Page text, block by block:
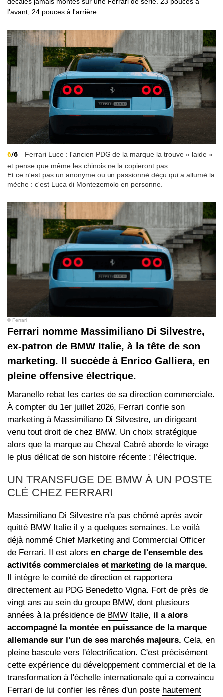
l'avant, 24 pouces à l'arrière.
6/6
Ferrari Luce : l'ancien PDG de la marque la trouve « laide »
et pense que même les chinois ne la copieront pas
Et ce n'est pas un anonyme ou un passionné déçu qui a allumé la
mèche : c'est Luca di Montezemolo en personne.
© Ferrari
Ferrari nomme Massimiliano Di Silvestre,
ex-patron de BMW Italie, à la tête de son
marketing. Il succède à Enrico Galliera, en
pleine offensive électrique.
Maranello rebat les cartes de sa direction commerciale.
À compter du 1er juillet 2026, Ferrari confie son
marketing à Massimiliano Di Silvestre, un dirigeant
venu tout droit de chez BMW. Un choix stratégique
alors que la marque au Cheval Cabré aborde le virage
le plus délicat de son histoire récente : l’électrique.
UN TRANSFUGE DE BMW À UN POSTE
CLÉ CHEZ FERRARI
Massimiliano Di Silvestre n'a pas chômé après avoir
quitté BMW Italie il y a quelques semaines. Le voilà
déjà nommé Chief Marketing and Commercial Officer
de Ferrari. Il est alors en charge de l'ensemble des
activités commerciales et marketing de la marque.
Il intègre le comité de direction et rapportera
directement au PDG Benedetto Vigna. Fort de près de
vingt ans au sein du groupe BMW, dont plusieurs
années à la présidence de BMW Italie, il a alors
accompagné la montée en puissance de la marque
allemande sur l'un de ses marchés majeurs. Cela, en
pleine bascule vers l'électrification. C'est précisément
cette expérience du développement commercial et de la
transformation à l'échelle internationale qui a convaincu
Ferrari de lui confier les rênes d'un poste hautement